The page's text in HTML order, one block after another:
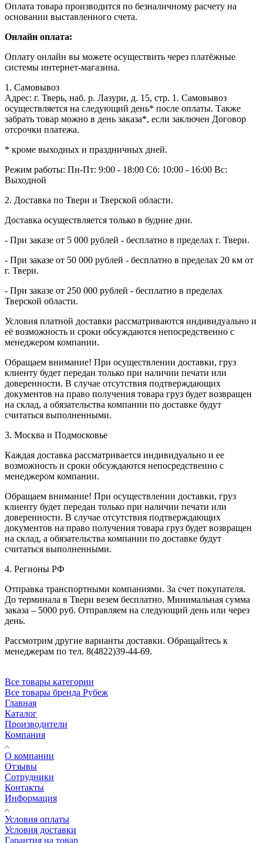
Оплата товара производится по безналичному расчету на
основании выставленного счета.
Онлайн оплата:
Оплату онлайн вы можете осуществить через платёжные
системы интернет-магазина.
1. Самовывоз
Адрес: г. Тверь, наб. р. Лазури, д. 15, стр. 1. Самовывоз
осуществляется на следующий день* после оплаты. Также
забрать товар можно в день заказа*, если заключен Договор
отсрочки платежа.
* кроме выходных и праздничных дней.
Режим работы: Пн-Пт: 9:00 - 18:00 Сб: 10:00 - 16:00 Вс:
Выходной
2. Доставка по Твери и Тверской области.
Доставка осуществляется только в будние дни.
- При заказе от 5 000 рублей - бесплатно в пределах г. Твери.
- При заказе от 50 000 рублей - бесплатно в пределах 20 км от
г. Твери.
- При заказе от 250 000 рублей - бесплатно в пределах
Тверской области.
Условия платной доставки рассматриваются индивидуально и
её возможность и сроки обсуждаются непосредственно с
менеджером компании.
Обращаем внимание! При осуществлении доставки, груз
клиенту будет передан только при наличии печати или
доверенности. В случае отсутствия подтверждающих
документов на право получения товара груз будет возвращен
на склад, а обязательства компании по доставке будут
считаться выполненными.
3. Москва и Подмосковье
Каждая доставка рассматривается индивидуально и ее
возможность и сроки обсуждаются непосредственно с
менеджером компании.
Обращаем внимание! При осуществлении доставки, груз
клиенту будет передан только при наличии печати или
доверенности. В случае отсутствия подтверждающих
документов на право получения товара груз будет возвращен
на склад, а обязательства компании по доставке будут
считаться выполненными.
4. Регионы РФ
Отправка транспортными компаниями. За счет покупателя.
До терминала в Твери везем бесплатно. Минимальная сумма
заказа – 5000 руб. Отправляем на следующий день или через
день.
Рассмотрим другие варианты доставки. Обращайтесь к
менеджерам по тел. 8(4822)39-44-69.
Все товары категории
Все товары бренда Рубеж
Главная
Каталог
Производители
Компания
О компании
Отзывы
Сотрудники
Контакты
Информация
Условия оплаты
Условия доставки
Гарантия на товар